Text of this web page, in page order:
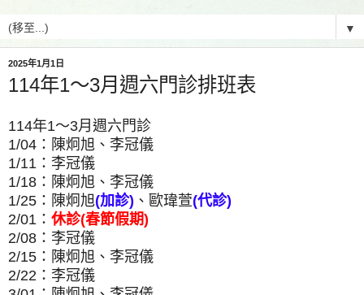
▼
2025年1月1日
114年1～3月週六門診排班表
114年1～3月週六門診
1/04：陳炯旭、李冠儀
1/11：李冠儀
1/18：陳炯旭、李冠儀
1/25：陳炯旭(加診) 、歐瑋萱(代診)
2/01： 休診(春節假期)
2/08：李冠儀
2/15：陳炯旭、李冠儀
2/22：李冠儀